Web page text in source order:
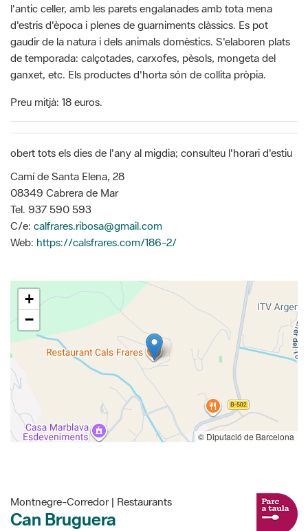
l'antic celler, amb les parets engalanades amb tota mena
d'estris d'època i plenes de guarniments clàssics. Es pot
gaudir de la natura i dels animals domèstics. S'elaboren plats
de temporada: calçotades, carxofes, pèsols, mongeta del
ganxet, etc. Els productes d'horta són de collita pròpia.
Preu mitjà: 18 euros.
obert tots els dies de l'any al migdia; consulteu l'horari d'estiu
Camí de Santa Elena, 28
08349 Cabrera de Mar
Tel. 937 590 593
C/e: calfrares.ribosa@gmail.com
Web: https://calsfrares.com/186-2/
+
−
© Diputació de Barcelona
Montnegre-Corredor | Restaurants
Can Bruguera